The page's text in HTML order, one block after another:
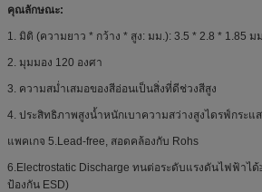
คุณลักษณะ:
1. มิติ (ความยาว * กว้าง * สูง: มม.): 3.5 * 2.8 * 1.85 มม
2. มุมมอง 120 องศา
3. ความสม่ำเสมอของสีอ่อนเป็นสิ่งที่ดีช่วงสีสูง
4. ประสิทธิภาพสูงน้ำหนักเบาความสว่างสูงไดรฟ์กระแ
แพคเกจ 5.Lead-free, สอดคล้องกับ Rohs
6.Electrostatic Discharge ทนต่อระดับแรงดันไฟฟ้าไ
ป้องกัน ESD)